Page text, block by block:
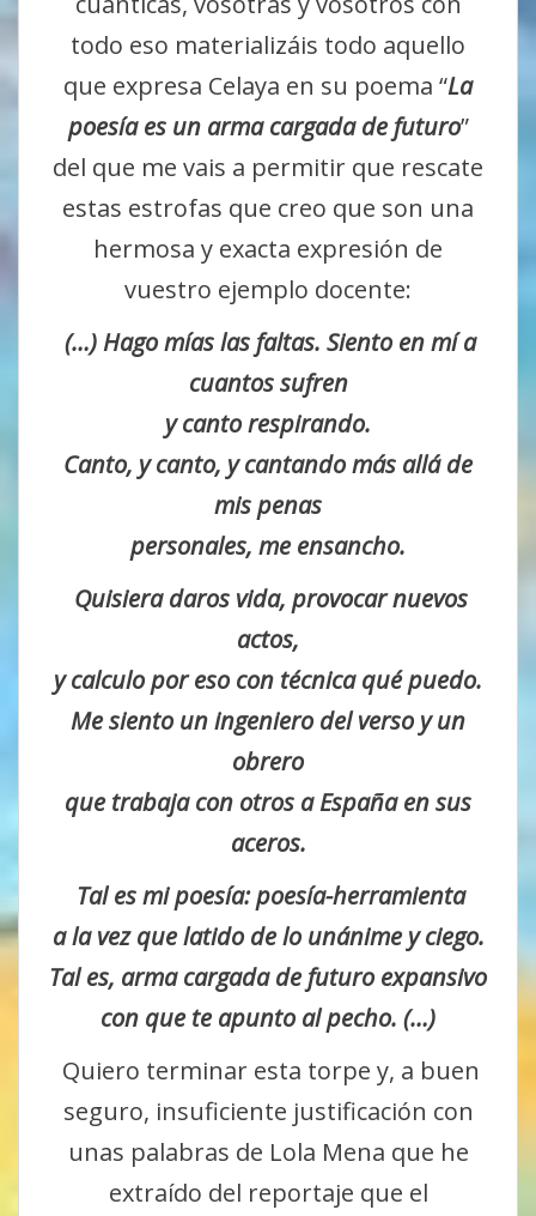
todo eso materializáis todo aquello
que expresa Celaya en su poema “La
poesía es un arma cargada de futuro”
del que me vais a permitir que rescate
estas estrofas que creo que son una
hermosa y exacta expresión de
vuestro ejemplo docente:
(…) Hago mías las faltas. Siento en mí a
cuantos sufren
y canto respirando.
Canto, y canto, y cantando más allá de
mis penas
personales, me ensancho.
Quisiera daros vida, provocar nuevos
actos,
y calculo por eso con técnica qué puedo.
Me siento un ingeniero del verso y un
obrero
que trabaja con otros a España en sus
aceros.
Tal es mi poesía: poesía-herramienta
a la vez que latido de lo unánime y ciego.
Tal es, arma cargada de futuro expansivo
con que te apunto al pecho. (…)
Quiero terminar esta torpe y, a buen
seguro, insuficiente justificación con
unas palabras de Lola Mena que he
extraído del reportaje que el